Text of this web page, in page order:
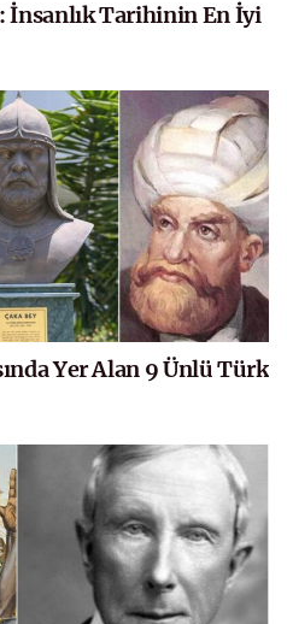
İnsanlık Tarihinin En İyi
Yer Alan 9 Ünlü Türk